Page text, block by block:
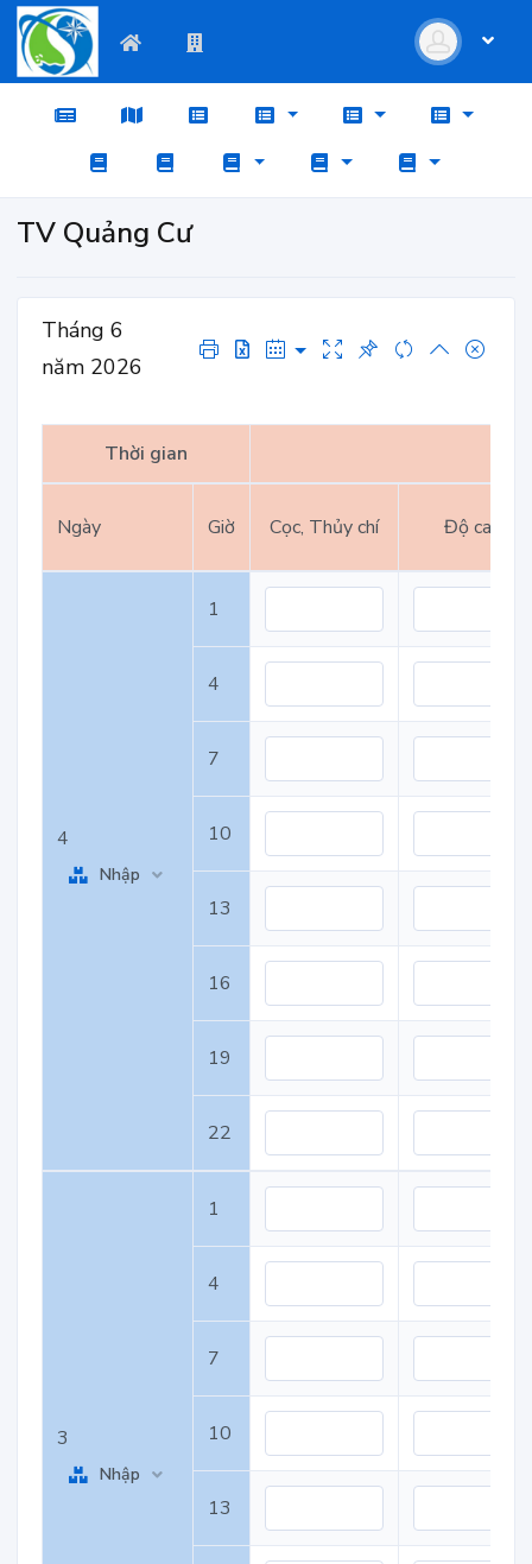
TV Quảng Cư
Tháng 6
năm 2026
Thời gian
Ngày Giờ Cọc, Thủy chí Độ cao
4
Nhập
1
4
7
10
13
16
19
22
3
Nhập
1
4
7
10
13